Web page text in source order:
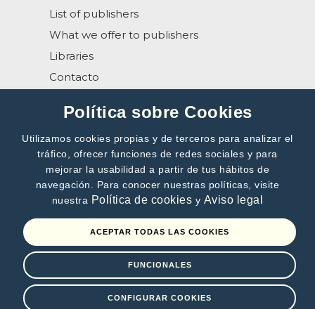
Política sobre Cookies
Utilizamos cookies propias y de terceros para analizar el
tráfico, ofrecer funciones de redes sociales y para
mejorar la usabilidad a partir de tus hábitos de
navegación. Para conocer nuestras políticas, visite
nuestra Política de cookies y Aviso legal
ACEPTAR TODAS LAS COOKIES
FUNCIONALES
CONFIGURAR COOKIES
List of publishers
What we offer to publishers
Libraries
Contacto
SUBSCRIBE TO OUR NEWSLETTER
>>
By subscribing, you accept ourPrivacy Policy
Terms of use